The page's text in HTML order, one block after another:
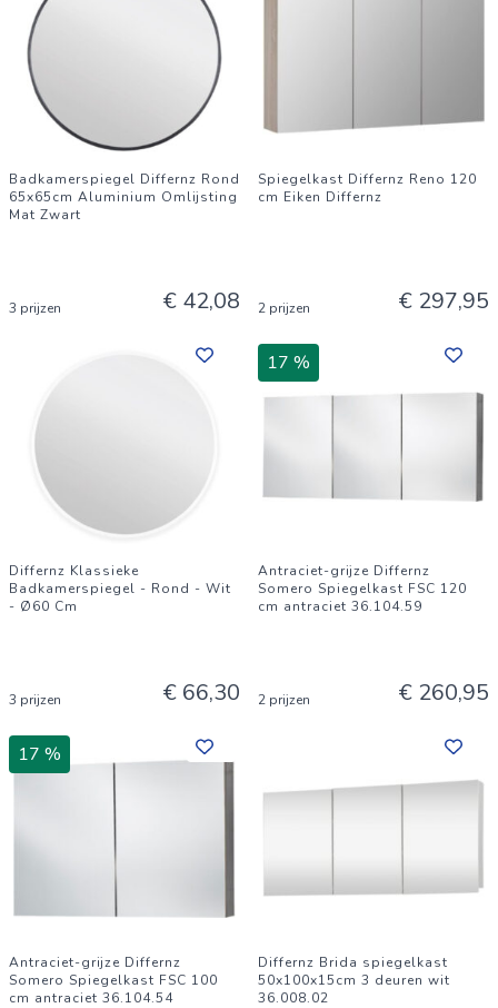
Badkamerspiegel Differnz Rond
65x65cm Aluminium Omlijsting
Mat Zwart
3 prijzen € 42,08
Spiegelkast Differnz Reno 120
cm Eiken Differnz
2 prijzen € 297,95
Differnz Klassieke
Badkamerspiegel - Rond - Wit
- Ø60 Cm
3 prijzen € 66,30
17 %
Antraciet-grijze Differnz
Somero Spiegelkast FSC 120
cm antraciet 36.104.59
2 prijzen € 260,95
17 %
Antraciet-grijze Differnz
Somero Spiegelkast FSC 100
cm antraciet 36.104.54
Differnz Brida spiegelkast
50x100x15cm 3 deuren wit
36.008.02